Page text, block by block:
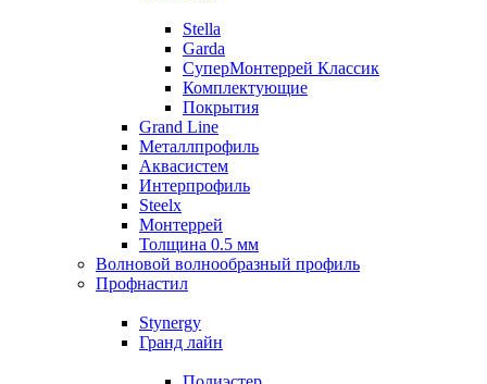
Stella
Garda
СуперМонтеррей Классик
Комплектующие
Покрытия
Grand Line
Металлпрофиль
Аквасистем
Интерпрофиль
Steelx
Монтеррей
Толщина 0.5 мм
Волновой волнообразный профиль
Профнастил
Stynergy
Гранд лайн